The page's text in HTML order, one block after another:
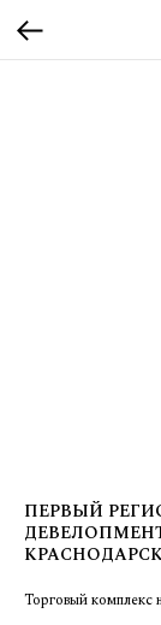
ПЕРВЫЙ
Торговый комплекс